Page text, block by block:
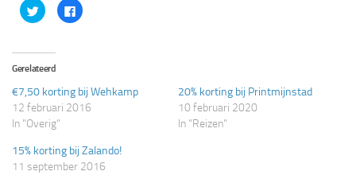
Klik
om
Twitter
(Wordt
in
nieuw
venster
geopend)
Klik
om
nieuw
venster
geopend)
Gerelateerd
€7,50 korting bij Wehkamp
12 februari 2016
In "Overig"
20% korting bij Printmijnstad
10 februari 2020
In "Reizen"
15% korting bij Zalando!
11 september 2016